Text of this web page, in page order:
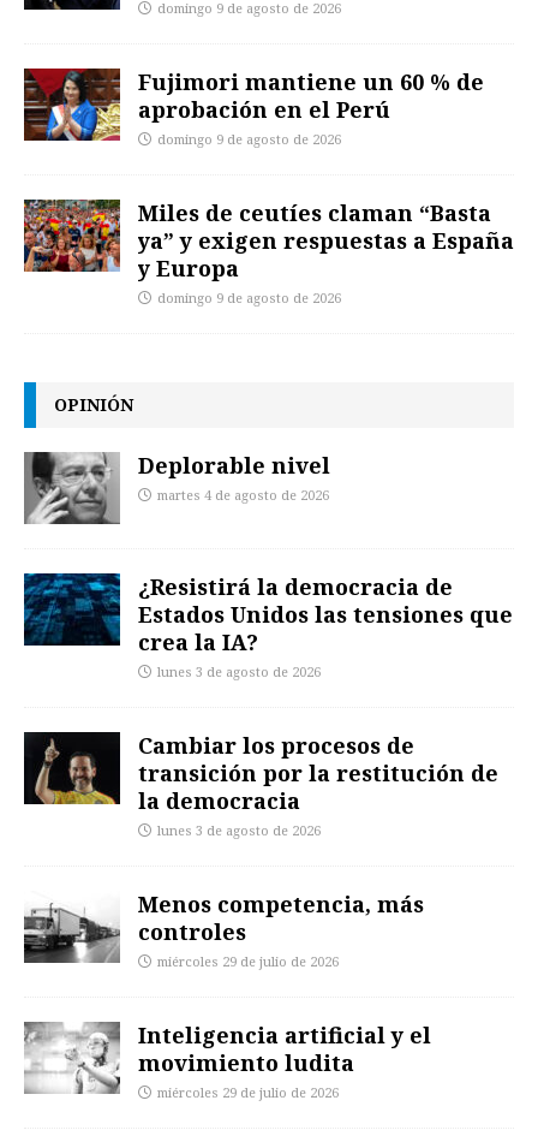
domingo 9 de agosto de 2026
Fujimori mantiene un 60 % de
aprobación en el Perú
domingo 9 de agosto de 2026
Miles de ceutíes claman “Basta
ya” y exigen respuestas a España
y Europa
domingo 9 de agosto de 2026
OPINIÓN
Deplorable nivel
martes 4 de agosto de 2026
¿Resistirá la democracia de
Estados Unidos las tensiones que
crea la IA?
lunes 3 de agosto de 2026
Cambiar los procesos de
transición por la restitución de
la democracia
lunes 3 de agosto de 2026
Menos competencia, más
controles
miércoles 29 de julio de 2026
Inteligencia artificial y el
movimiento ludita
miércoles 29 de julio de 2026